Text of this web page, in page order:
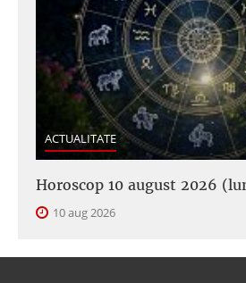
ACTUALITATE
Horoscop 10 august 2026
10 aug 2026